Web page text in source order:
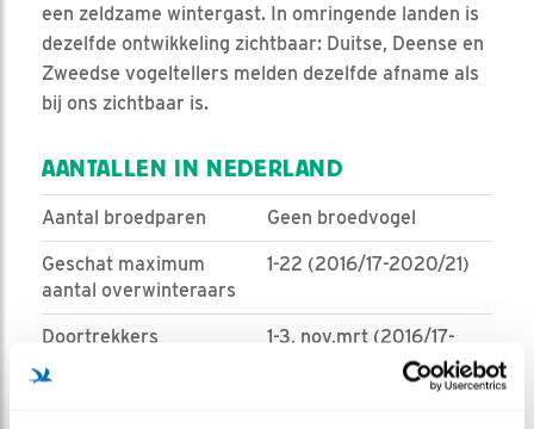
een zeldzame wintergast. In omringende landen is
dezelfde ontwikkeling zichtbaar: Duitse, Deense en
Zweedse vogeltellers melden dezelfde afname als
bij ons zichtbaar is.
AANTALLEN IN NEDERLAND
Aantal broedparen Geen broedvogel
Geschat maximum
aantal overwinteraars
1-22 (2016/17-2020/21)
Doortrekkers
1-3, nov,mrt (2016/17-